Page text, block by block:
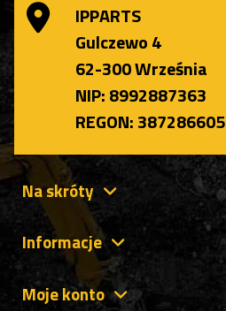
IPPARTS
Gulczewo 4
62-300 Września
NIP: 8992887363
REGON: 387286605
Na skróty
Informacje
Moje konto